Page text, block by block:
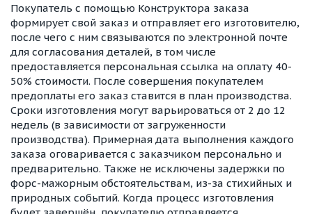
Покупатель с помощью Конструктора заказа
формирует свой заказ и отправляет его изготовителю,
после чего с ним связываются по электронной почте
для согласования деталей, в том числе
предоставляется персональная ссылка на оплату 40-
50% стоимости. После совершения покупателем
предоплаты его заказ ставится в план производства.
Сроки изготовления могут варьироваться от 2 до 12
недель (в зависимости от загруженности
производства). Примерная дата выполнения каждого
заказа оговаривается с заказчиком персонально и
предварительно. Также не исключены задержки по
форс-мажорным обстоятельствам, из-за стихийных и
природных событий. Когда процесс изготовления